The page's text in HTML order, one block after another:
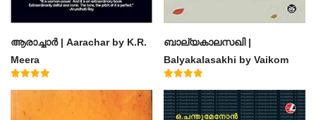
ആരാച്ചാര്‍ | Aarachar by K.R.
Meera
ബാല്യകാലസഖി |
Balyakalasakhi by Vaikom
Muhammad Basheer
4.60
out of 5